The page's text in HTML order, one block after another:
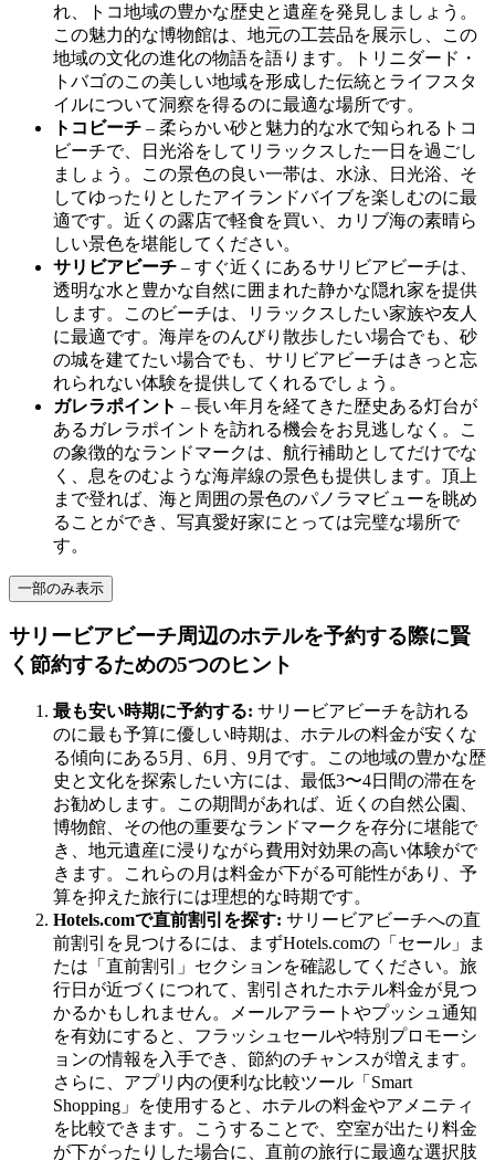
れ、トコ地域の豊かな歴史と遺産を発見しましょう。
この魅力的な博物館は、地元の工芸品を展示し、この
地域の文化の進化の物語を語ります。トリニダード・
トバゴのこの美しい地域を形成した伝統とライフスタ
イルについて洞察を得るのに最適な場所です。
トコビーチ – 柔らかい砂と魅力的な水で知られるトコ
ビーチで、日光浴をしてリラックスした一日を過ごし
ましょう。この景色の良い一帯は、水泳、日光浴、そ
してゆったりとしたアイランドバイブを楽しむのに最
適です。近くの露店で軽食を買い、カリブ海の素晴ら
しい景色を堪能してください。
サリビアビーチ – すぐ近くにあるサリビアビーチは、
透明な水と豊かな自然に囲まれた静かな隠れ家を提供
します。このビーチは、リラックスしたい家族や友人
に最適です。海岸をのんびり散歩したい場合でも、砂
の城を建てたい場合でも、サリビアビーチはきっと忘
れられない体験を提供してくれるでしょう。
ガレラポイント – 長い年月を経てきた歴史ある灯台が
あるガレラポイントを訪れる機会をお見逃しなく。こ
の象徴的なランドマークは、航行補助としてだけでな
く、息をのむような海岸線の景色も提供します。頂上
まで登れば、海と周囲の景色のパノラマビューを眺め
ることができ、写真愛好家にとっては完璧な場所で
す。
一部のみ表示
サリービアビーチ周辺のホテルを予約する際に賢
く節約するための5つのヒント
最も安い時期に予約する: サリービアビーチを訪れる
のに最も予算に優しい時期は、ホテルの料金が安くな
る傾向にある5月、6月、9月です。この地域の豊かな歴
史と文化を探索したい方には、最低3〜4日間の滞在を
お勧めします。この期間があれば、近くの自然公園、
博物館、その他の重要なランドマークを存分に堪能で
き、地元遺産に浸りながら費用対効果の高い体験がで
きます。これらの月は料金が下がる可能性があり、予
算を抑えた旅行には理想的な時期です。
Hotels.comで直前割引を探す: サリービアビーチへの直
前割引を見つけるには、まずHotels.comの「セール」ま
たは「直前割引」セクションを確認してください。旅
行日が近づくにつれて、割引されたホテル料金が見つ
かるかもしれません。メールアラートやプッシュ通知
を有効にすると、フラッシュセールや特別プロモーシ
ョンの情報を入手でき、節約のチャンスが増えます。
さらに、アプリ内の便利な比較ツール「Smart
Shopping」を使用すると、ホテルの料金やアメニティ
を比較できます。こうすることで、空室が出たり料金
が下がったりした場合に、直前の旅行に最適な選択肢